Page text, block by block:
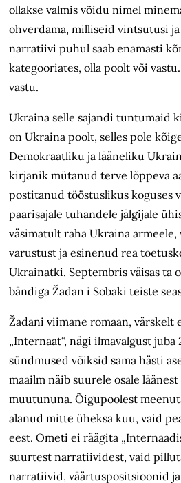
ollakse valmis võidu nimel
ohverdama, milliseid vintsutusi
narratiivi puhul saab enamasti
kategooriates, olla poolt või
vastu.
Ukraina selle sajandi tuntumaid
on Ukraina poolt, selles pole
Demokraatliku ja lääneliku
kirjanik mütanud terve lõppeva
postitanud tööstuslikus koguses
paarisajale tuhandele jälgijale
väsimatult raha Ukraina armeele,
varustust ja esinenud rea
Ukrainatki. Septembris väisas ta
bändiga Žadan i Sobaki teiste
Žadani viimane romaan, värskelt
„Internaat“, nägi ilmavalgust juba
sündmused võiksid sama hästi
maailm näib suurele osale
muutununa. Õigupoolest
alanud mitte üheksa kuu, vaid
eest. Ometi ei räägita
suurtest narratiividest, vaid
narratiivid, väärtuspositsioonid